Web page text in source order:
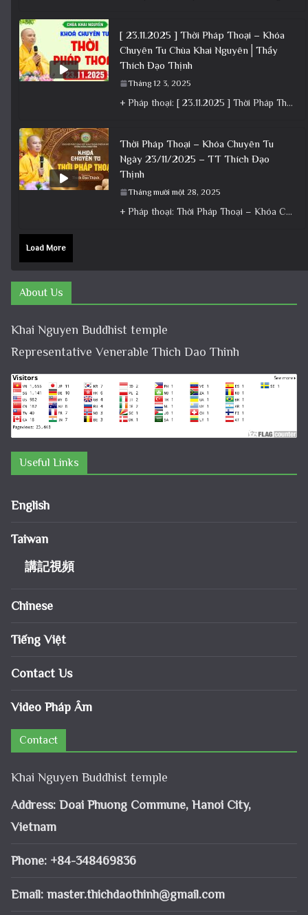
[ 23.11.2025 ] Thời Pháp Thoại – Khóa
Chuyên Tu Chùa Khai Nguyên│Thầy
Thích Đạo Thịnh
Tháng 12 3, 2025
+ Pháp thoại: [ 23.11.2025 ] Thời Pháp Thoại – Khóa Chuyên Tu Chùa Khai Nguyên│Thầy Thích Đạo Thịnh +
Thời Pháp Thoại – Khóa Chuyên Tu
Ngày 23/11/2025 – TT Thích Đạo
Thịnh
Tháng mười một 28, 2025
+ Pháp thoại: Thời Pháp Thoại – Khóa Chuyên Tu Ngày 23/11/2025 – TT Thích Đạo Thịnh + Album: Pháp
Load More
About Us
Khai Nguyen Buddhist temple
Representative Venerable Thich Dao Thinh
Useful Links
English
Taiwan
講記視頻
Chinese
Tiếng Việt
Contact Us
Video Pháp Âm
Contact
Khai Nguyen Buddhist temple
Address: Doai Phuong Commune, Hanoi City,
Vietnam
Phone: +84-348469836
Email: master.thichdaothinh@gmail.com